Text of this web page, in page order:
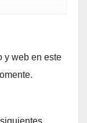
y web en este